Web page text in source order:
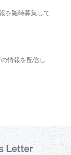
を随時募集して
情報を配信し
Letter